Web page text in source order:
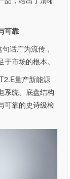
可靠
话广为流传，
市场的根本。
量产新能源
系统、底盘结构
可靠的史诗级检